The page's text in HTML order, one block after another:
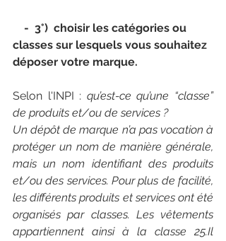
   -  3°)  choisir les catégories ou
classes sur lesquels vous souhaitez
déposer votre marque.
Selon l'INPI : qu’est-ce qu’une “classe”
de produits et/ou de services ?
Un dépôt de marque n’a pas vocation à
protéger un nom de manière générale,
mais un nom identifiant des produits
et/ou des services. Pour plus de facilité,
les différents produits et services ont été
organisés par classes. Les vêtements
appartiennent ainsi à la classe 25.Il